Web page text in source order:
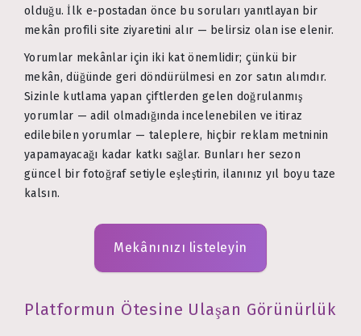
olduğu. İlk e-postadan önce bu soruları yanıtlayan bir
mekân profili site ziyaretini alır — belirsiz olan ise elenir.
Yorumlar mekânlar için iki kat önemlidir; çünkü bir
mekân, düğünde geri döndürülmesi en zor satın alımdır.
Sizinle kutlama yapan çiftlerden gelen doğrulanmış
yorumlar — adil olmadığında incelenebilen ve itiraz
edilebilen yorumlar — taleplere, hiçbir reklam metninin
yapamayacağı kadar katkı sağlar. Bunları her sezon
güncel bir fotoğraf setiyle eşleştirin, ilanınız yıl boyu taze
kalsın.
Mekânınızı listeleyin
Platformun Ötesine Ulaşan Görünürlük